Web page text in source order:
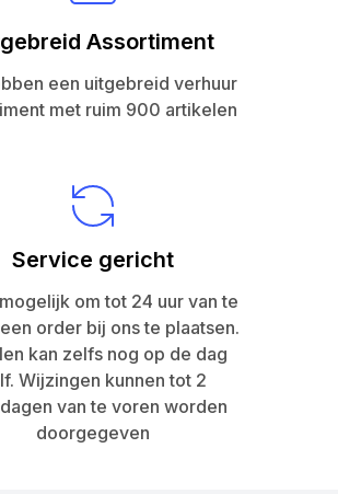
Assortiment
een uitgebreid verhuur
met ruim 900 artikelen
Service gericht
om tot 24 uur van te
order bij ons te plaatsen.
kan zelfs nog op de dag
Wijzingen kunnen tot 2
van te voren worden
doorgegeven